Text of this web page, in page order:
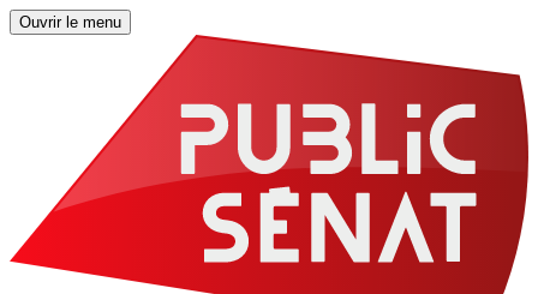
Ouvrir le menu